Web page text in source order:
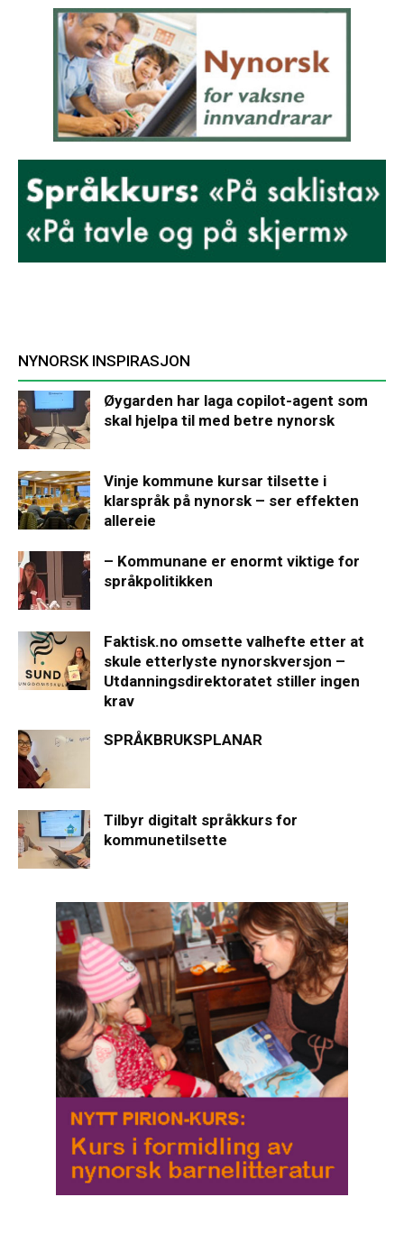
NYNORSK INSPIRASJON
Øygarden har laga copilot-agent som
skal hjelpa til med betre nynorsk
Vinje kommune kursar tilsette i
klarspråk på nynorsk – ser effekten
allereie
– Kommunane er enormt viktige for
språkpolitikken
Faktisk.no omsette valhefte etter at
skule etterlyste nynorskversjon –
Utdanningsdirektoratet stiller ingen
krav
SPRÅKBRUKSPLANAR
Tilbyr digitalt språkkurs for
kommunetilsette